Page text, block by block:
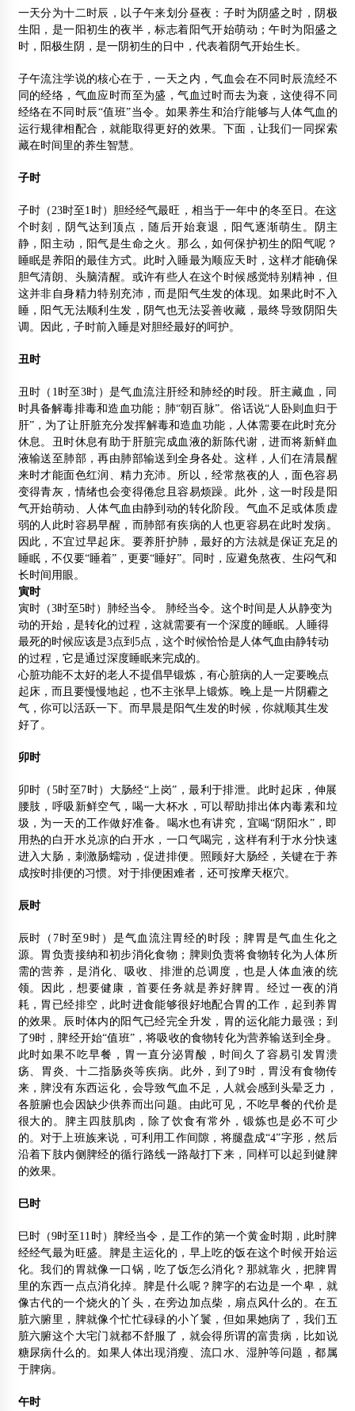
一天分为十二时辰，以子午来划分昼夜：子时为阴盛之时，阴极
生阳，是一阳初生的夜半，标志着阳气开始萌动；午时为阳盛之
时，阳极生阴，是一阴初生的日中，代表着阴气开始生长。
子午流注学说的核心在于，一天之内，气血会在不同时辰流经不
同的经络，气血应时而至为盛，气血过时而去为衰，这使得不同
经络在不同时辰“值班”当令。如果养生和治疗能够与人体气血的
运行规律相配合，就能取得更好的效果。下面，让我们一同探索
藏在时间里的养生智慧。
子时
子时（23时至1时）胆经经气最旺，相当于一年中的冬至日。在这
个时刻，阴气达到顶点，随后开始衰退，阳气逐渐萌生。阴主
静，阳主动，阳气是生命之火。那么，如何保护初生的阳气呢？
睡眠是养阳的最佳方式。此时入睡最为顺应天时，这样才能确保
胆气清朗、头脑清醒。或许有些人在这个时候感觉特别精神，但
这并非自身精力特别充沛，而是阳气生发的体现。如果此时不入
睡，阳气无法顺利生发，阴气也无法妥善收藏，最终导致阴阳失
调。因此，子时前入睡是对胆经最好的呵护。
丑时
丑时（1时至3时）是气血流注肝经和肺经的时段。肝主藏血，同
时具备解毒排毒和造血功能；肺“朝百脉”。俗话说“人卧则血归于
肝”，为了让肝脏充分发挥解毒和造血功能，人体需要在此时充分
休息。丑时休息有助于肝脏完成血液的新陈代谢，进而将新鲜血
液输送至肺部，再由肺部输送到全身各处。这样，人们在清晨醒
来时才能面色红润、精力充沛。所以，经常熬夜的人，面色容易
变得青灰，情绪也会变得倦怠且容易烦躁。此外，这一时段是阳
气开始萌动、人体气血由静到动的转化阶段。气血不足或体质虚
弱的人此时容易早醒，而肺部有疾病的人也更容易在此时发病。
因此，不宜过早起床。要养肝护肺，最好的方法就是保证充足的
睡眠，不仅要“睡着”，更要“睡好”。同时，应避免熬夜、生闷气和
长时间用眼。
寅时
寅时（3时至5时）肺经当令。 肺经当令。这个时间是人从静变为
动的开始，是转化的过程，这就需要有一个深度的睡眠。人睡得
最死的时候应该是3点到5点，这个时候恰恰是人体气血由静转动
的过程，它是通过深度睡眠来完成的。
心脏功能不太好的老人不提倡早锻炼，有心脏病的人一定要晚点
起床，而且要慢慢地起，也不主张早上锻炼。晚上是一片阴霾之
气，你可以活跃一下。而早晨是阳气生发的时候，你就顺其生发
好了。
卯时
卯时（5时至7时）大肠经“上岗”，最利于排泄。此时起床，伸展
腰肢，呼吸新鲜空气，喝一大杯水，可以帮助排出体内毒素和垃
圾，为一天的工作做好准备。喝水也有讲究，宜喝“阴阳水”，即
用热的白开水兑凉的白开水，一口气喝完，这样有利于水分快速
进入大肠，刺激肠蠕动，促进排便。照顾好大肠经，关键在于养
成按时排便的习惯。对于排便困难者，还可按摩天枢穴。
辰时
辰时（7时至9时）是气血流注胃经的时段；脾胃是气血生化之
源。胃负责接纳和初步消化食物；脾则负责将食物转化为人体所
需的营养，是消化、吸收、排泄的总调度，也是人体血液的统
领。因此，想要健康，首要任务就是养好脾胃。经过一夜的消
耗，胃已经排空，此时进食能够很好地配合胃的工作，起到养胃
的效果。辰时体内的阳气已经完全升发，胃的运化能力最强；到
了9时，脾经开始“值班”，将吸收的食物转化为营养输送到全身。
此时如果不吃早餐，胃一直分泌胃酸，时间久了容易引发胃溃
疡、胃炎、十二指肠炎等疾病。此外，到了9时，胃没有食物传
来，脾没有东西运化，会导致气血不足，人就会感到头晕乏力，
各脏腑也会因缺少供养而出问题。由此可见，不吃早餐的代价是
很大的。脾主四肢肌肉，除了饮食有常外，锻炼也是必不可少
的。对于上班族来说，可利用工作间隙，将腿盘成“4”字形，然后
沿着下肢内侧脾经的循行路线一路敲打下来，同样可以起到健脾
的效果。
巳时
巳时（9时至11时）脾经当令，是工作的第一个黄金时期，此时脾
经经气最为旺盛。 脾是主运化的，早上吃的饭在这个时候开始运
化。我们的胃就像一口锅，吃了饭怎么消化？那就靠火，把脾胃
里的东西一点点消化掉。 脾是什么呢？脾字的右边是一个卑，就
像古代的一个烧火的丫头，在旁边加点柴，扇点风什么的。在五
脏六腑里，脾就像个忙忙碌碌的小丫鬟，但如果她病了，我们五
脏六腑这个大宅门就都不舒服了，就会得所谓的富贵病 ，比如说
糖尿病什么的。如果人体出现消瘦、流口水、湿肿等问题，都属
于脾病。
午时